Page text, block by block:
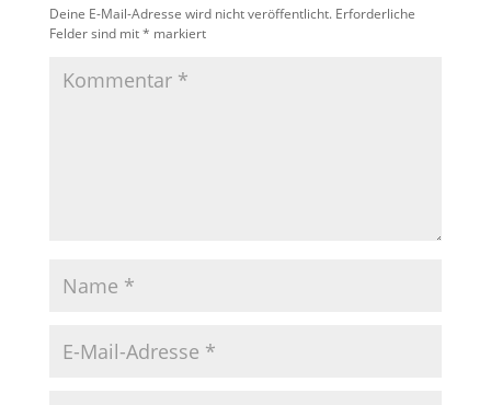
Deine E-Mail-Adresse wird nicht veröffentlicht. Erforderliche
Felder sind mit* markiert